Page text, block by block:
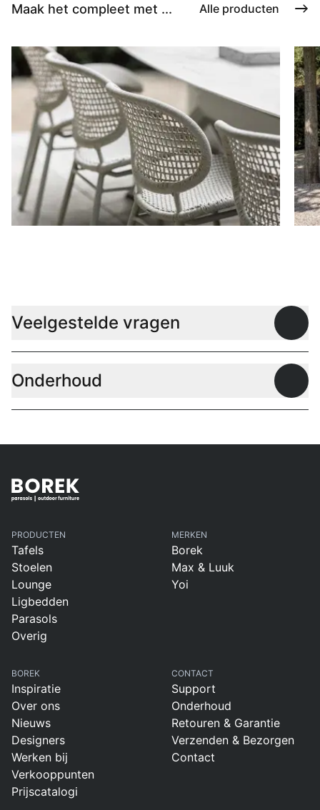
Maak het compleet met ... Alle producten
Veelgestelde vragen
Onderhoud
PRODUCTEN
Tafels
Stoelen
Lounge
Ligbedden
Parasols
Overig
MERKEN
Borek
Max & Luuk
Yoi
BOREK
Inspiratie
Over ons
Nieuws
Designers
Werken bij
Verkooppunten
Prijscatalogi
CONTACT
Support
Onderhoud
Retouren & Garantie
Verzenden & Bezorgen
Contact